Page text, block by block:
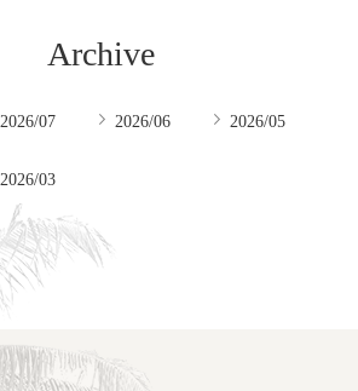
Archive
2026/07 2026/06 2026/05
2026/03